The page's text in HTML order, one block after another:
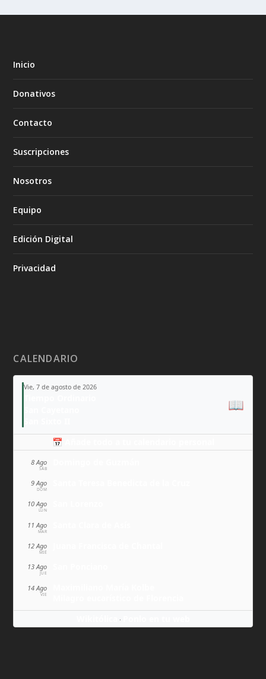
Inicio
Donativos
Contacto
Suscripciones
Nosotros
Equipo
Edición Digital
Privacidad
CALENDARIO
Vie, 7 de agosto de 2026
📖
📅 Añade todo a tu calendario personal
8 Ago
SÁB
9 Ago
DOM
10 Ago
LUN
11 Ago
MAR
12 Ago
MIÉ
13 Ago
JUE
14 Ago
VIE
·